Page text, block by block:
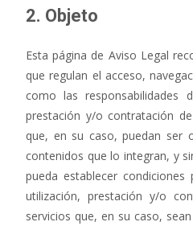
2. Objeto
Esta página de Aviso Legal
que regulan el acceso,
como las responsabilidades
prestación y/o contratación
que, en su caso, puedan ser
contenidos que lo integran, y
pueda establecer condiciones
utilización, prestación y/o
servicios que, en su caso,